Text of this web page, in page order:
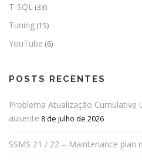
T-SQL (33)
Tuning (15)
YouTube (6)
POSTS RECENTES
Problema Atualização Cumulative
ausente 8 de julho de 2026
SSMS 21 / 22 – Maintenance plan